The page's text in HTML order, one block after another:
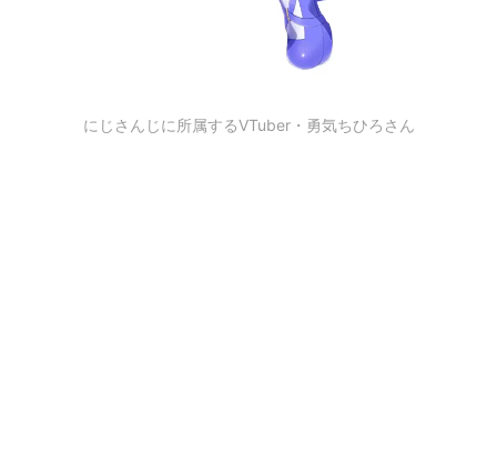
にじさんじに所属するVTuber・勇気ちひろさん